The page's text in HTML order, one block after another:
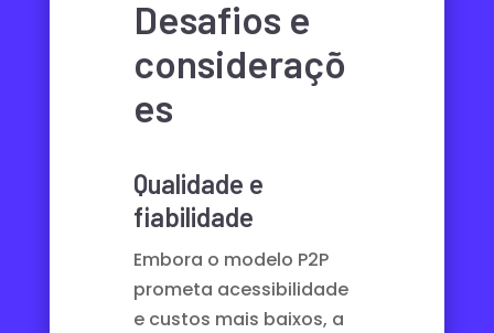
Desafios e
consideraçõ
es
Qualidade e
fiabilidade
Embora o modelo P2P
prometa acessibilidade
e custos mais baixos, a